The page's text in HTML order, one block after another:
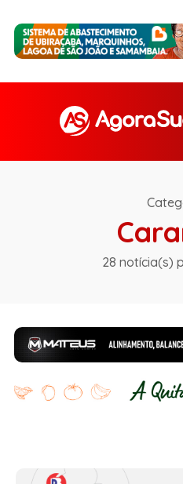
28 notícia(s)